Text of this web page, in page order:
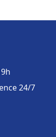
24/7